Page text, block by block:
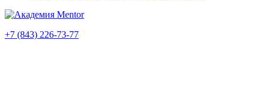
+7 (843) 226-73-77